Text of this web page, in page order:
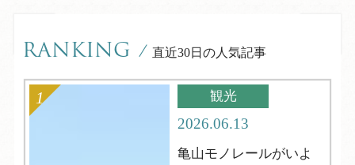
RANKING / 直近30日の人気記事
観光
2026.06.13
亀山モノレールがいよ